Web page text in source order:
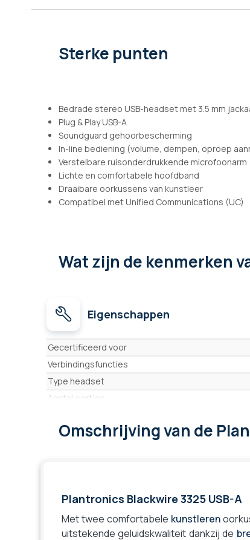
Sterke punten
Bedrade stereo USB-headset met 3.5 mm
Plug & Play USB-A
Soundguard gehoorbescherming
In-line bediening (volume, dempen, oproep
Verstelbare ruisonderdrukkende microfoonarm
Lichte en comfortabele hoofdband
Draaibare oorkussens van kunstleer
Compatibel met Unified Communications (UC)
Wat zijn de kenmerken
Eigenschappen
Eigenschappen
Gecertificeerd voor
Verbindingsfuncties
Type headset
Aantal oortjes
Type headset
Gehoorbescherming
Compatibele Push-to-Talk
Functie ‘mute’
Omschrijvingvan de
Plantronics Blackwire 3325 USB-A
Met twee comfortabele kunstleren
uitstekende geluidskwaliteit dankzij de